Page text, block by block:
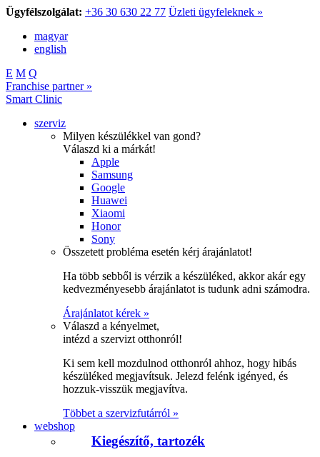
Ügyfélszolgálat: +36 30 630 22 77 Üzleti ügyfeleknek »
magyar
english
E M Q
Franchise partner »
Smart Clinic
szerviz
Milyen készülékkel van gond?
Válaszd ki a márkát!
Apple
Samsung
Google
Huawei
Xiaomi
Honor
Sony
Összetett probléma esetén kérj árajánlatot!
Ha több sebből is vérzik a készüléked, akkor akár egy
kedvezményesebb árajánlatot is tudunk adni számodra.
Árajánlatot kérek »
Válaszd a kényelmet,
intézd a szervizt otthonról!
Ki sem kell mozdulnod otthonról ahhoz, hogy hibás
készüléked megjavítsuk. Jelezd felénk igényed, és
hozzuk-visszük megjavítva.
Többet a szervizfutárról »
webshop
Kiegészítő, tartozék